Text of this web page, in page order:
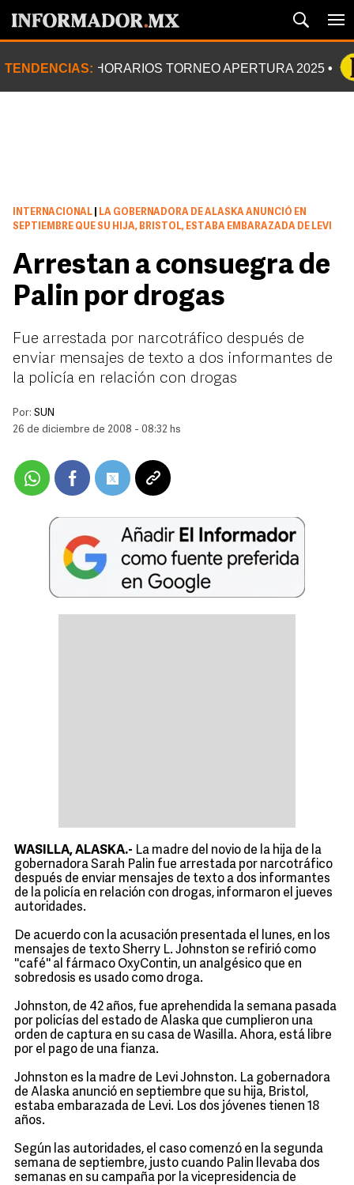
TENDENCIAS: HORARIOS TORNEO APERTURA 2025
INTERNACIONAL
LA GOBERNADORA DE ALASKA ANUNCIÓ EN
SEPTIEMBRE QUE SU HIJA, BRISTOL, ESTABA EMBARAZADA DE LEVI
Arrestan a consuegra de
Palin por drogas
Fue arrestada por narcotráfico después de
enviar mensajes de texto a dos informantes de
la policía en relación con drogas
Por: SUN
26 de diciembre de 2008 - 08:32 hs
WASILLA, ALASKA.- La madre del novio de la hija de la
gobernadora Sarah Palin fue arrestada por narcotráfico
después de enviar mensajes de texto a dos informantes
de la policía en relación con drogas, informaron el jueves
autoridades.
De acuerdo con la acusación presentada el lunes, en los
mensajes de texto Sherry L. Johnston se refirió como
''café'' al fármaco OxyContin, un analgésico que en
sobredosis es usado como droga.
Johnston, de 42 años, fue aprehendida la semana pasada
por policías del estado de Alaska que cumplieron una
orden de captura en su casa de Wasilla. Ahora, está libre
por el pago de una fianza.
Johnston es la madre de Levi Johnston. La gobernadora
de Alaska anunció en septiembre que su hija, Bristol,
estaba embarazada de Levi. Los dos jóvenes tienen 18
años.
Según las autoridades, el caso comenzó en la segunda
semana de septiembre, justo cuando Palin llevaba dos
semanas en su campaña por la vicepresidencia de